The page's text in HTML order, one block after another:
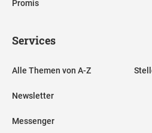
Promis
Services
Alle Themen von A-Z
Newsletter
Messenger